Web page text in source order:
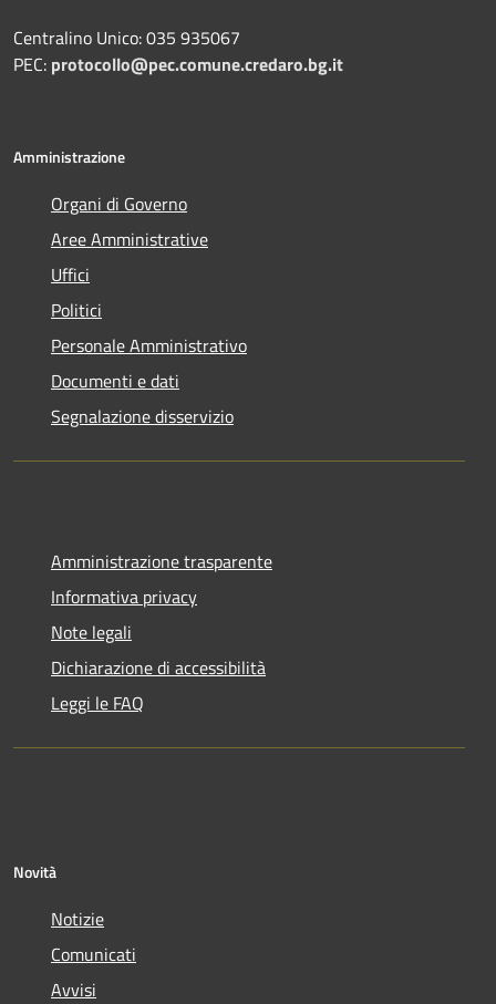
Centralino Unico: 035 935067
PEC: protocollo@pec.comune.credaro.bg.it
Amministrazione
Organi di Governo
Aree Amministrative
Uffici
Politici
Personale Amministrativo
Documenti e dati
Segnalazione disservizio
Amministrazione trasparente
Informativa privacy
Note legali
Dichiarazione di accessibilità
Leggi le FAQ
Novità
Notizie
Comunicati
Avvisi